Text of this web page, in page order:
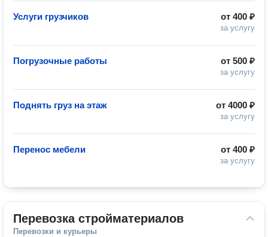
от 400 ₽
за услугу
Услуги грузчиков
от 500 ₽
за услугу
Погрузочные работы
от 4000 ₽
за услугу
Поднять груз на этаж
от 400 ₽
за услугу
Перенос мебели
Перевозка стройматериалов
Перевозки и курьеры